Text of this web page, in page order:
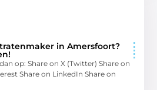
in Amersfoort?
op: Share on X (Twitter) Share on
Share on LinkedIn Share on